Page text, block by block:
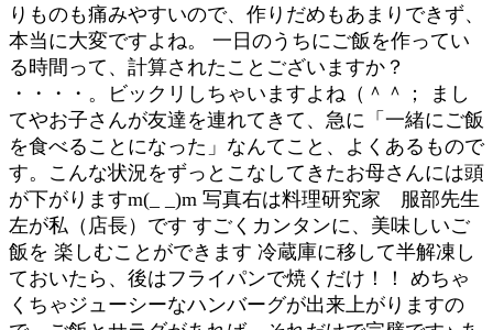
りものも痛みやすいので、作りだめもあまりできず、
本当に大変ですよね。 一日のうちにご飯を作ってい
る時間って、計算されたことございますか？
・・・・。ビックリしちゃいますよね（＾＾； まし
てやお子さんが友達を連れてきて、急に「一緒にご飯
を食べることになった」なんてこと、よくあるもので
す。こんな状況をずっとこなしてきたお母さんには頭
が下がりますm(_ _)m 写真右は料理研究家 服部先生
左が私（店長）です すごくカンタンに、美味しいご
飯を 楽しむことができます 冷蔵庫に移して半解凍し
ておいたら、後はフライパンで焼くだけ！！ めちゃ
くちゃジューシーなハンバーグが出来上がりますの